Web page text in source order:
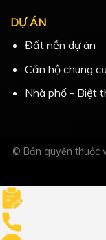
DỰ ÁN
Đất nền dự án
Căn hộ chung
Nhà phố - Biệt
© Bản quyền thuộc